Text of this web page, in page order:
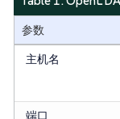
参数
主机名
端口